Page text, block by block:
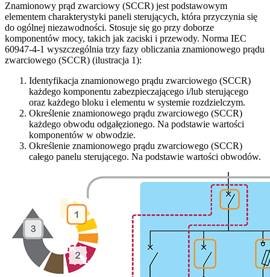
Znamionowy prąd zwarciowy (SCCR) jest podstawowym
elementem charakterystyki paneli sterujących, która przyczynia się
do ogólnej niezawodności. Stosuje się go przy doborze
komponentów mocy, takich jak zaciski i przewody. Norma IEC
60947-4-1 wyszczególnia trzy fazy obliczania znamionowego prądu
zwarciowego (SCCR) (ilustracja 1):
Identyfikacja znamionowego prądu zwarciowego (SCCR)
każdego komponentu zabezpieczającego i/lub sterującego
oraz każdego bloku i elementu w systemie rozdzielczym.
Określenie znamionowego prądu zwarciowego (SCCR)
każdego obwodu odgałęzionego. Na podstawie wartości
komponentów w obwodzie.
Określenie znamionowego prądu zwarciowego (SCCR)
całego panelu sterującego. Na podstawie wartości obwodów.